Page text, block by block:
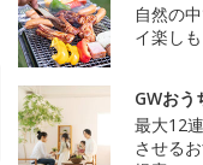
自然の
イ楽しも
GWおう
最大12
させる